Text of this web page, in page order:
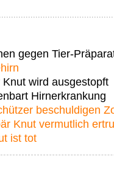
gegen Tier-
wird ausgestopft
Hirnerkrankung
beschuldigen
Knut vermutlich
ist tot